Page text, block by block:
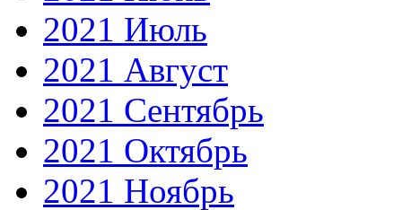
2021 Июль
2021 Август
2021 Сентябрь
2021 Октябрь
2021 Ноябрь